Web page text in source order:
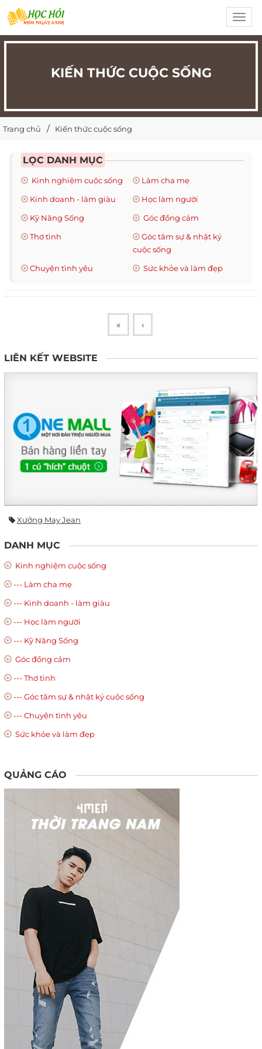
KIẾN THỨC CUỘC SỐNG
Trang chủ Kiến thức cuộc sống
LỌC DANH MỤC
Kinh nghiệm cuộc sống
Làm cha mẹ
Kinh doanh - làm giàu
Học làm người
Kỹ Năng Sống
Góc đồng cảm
Thơ tình
Góc tâm sự & nhật ký
cuộc sống
Chuyện tình yêu
Sức khỏe và làm đẹp
« ‹
LIÊN KẾT WEBSITE
Xưởng May Jean
DANH MỤC
Kinh nghiệm cuộc sống
--- Làm cha mẹ
--- Kinh doanh - làm giàu
--- Học làm người
--- Kỹ Năng Sống
Góc đồng cảm
--- Thơ tình
--- Góc tâm sự & nhật ký cuộc sống
--- Chuyện tình yêu
Sức khỏe và làm đẹp
QUẢNG CÁO